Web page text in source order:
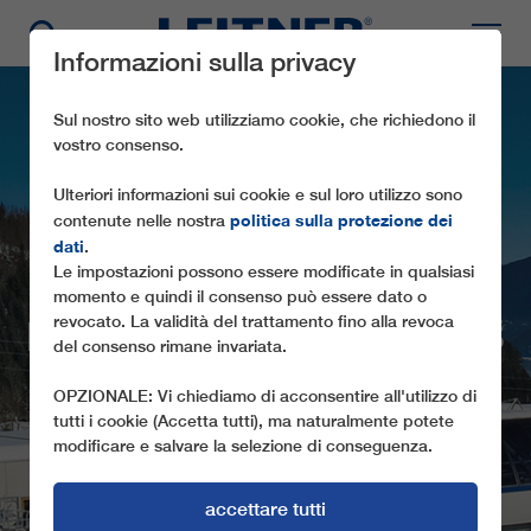
CD6C
MILCHHÄUSLEXPRESS
LA SEGGIOVIA SUL BRAUNECK (GER):
SICUREZZA E COMFORT
Informazioni sulla privacy
Sul nostro sito web utilizziamo cookie, che richiedono il
vostro consenso.
Ulteriori informazioni sui cookie e sul loro utilizzo sono
contenute nelle nostra politica sulla protezione dei
dati.
Le impostazioni possono essere modificate in qualsiasi
momento e quindi il consenso può essere dato o
revocato. La validità del trattamento fino alla revoca
del consenso rimane invariata.
OPZIONALE: Vi chiediamo di acconsentire all'utilizzo di
tutti i cookie (Accetta tutti), ma naturalmente potete
modificare e salvare la selezione di conseguenza.
accettare tutti